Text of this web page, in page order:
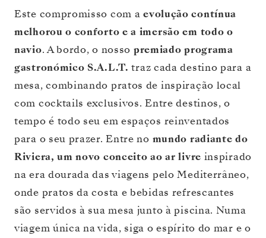
Este compromisso com aevolução contínua
melhorou o conforto e a imersão em todo o
navio. A bordo, o nosso premiado programa
gastronómico S.A.L.T. traz cada destino para a
mesa, combinando pratos de inspiração local
com cocktails exclusivos. Entre destinos, o
tempo é todo seu em espaços reinventados
para o seu prazer. Entre no mundo radiante do
Riviera, um novo conceito ao ar livre inspirado
na era dourada das viagens pelo Mediterrâneo,
onde pratos da costa e bebidas refrescantes
são servidos à sua mesa junto à piscina. Numa
viagem única na vida, siga o espírito do mar e o